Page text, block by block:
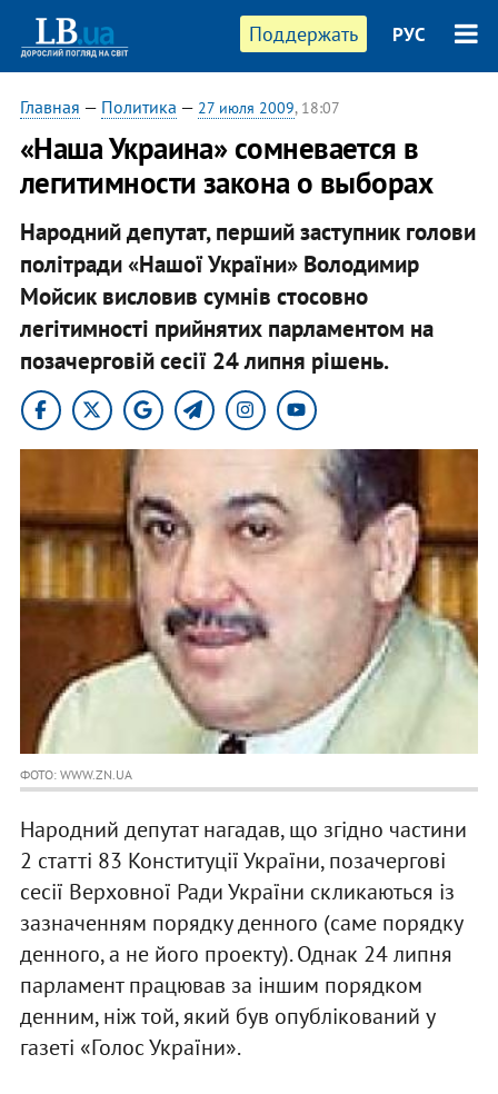
Поддержать РУС
Главная — Политика — 27 июля 2009, 18:07
«Наша Украина» сомневается в
легитимности закона о выборах
Народний депутат, перший заступник голови
політради «Нашої України» Володимир
Мойсик висловив сумнів стосовно
легітимності прийнятих парламентом на
позачерговій сесії 24 липня рішень.
ФОТО: WWW.ZN.UA
Народний депутат нагадав, що згідно частини
2 статті 83 Конституції України, позачергові
сесії Верховної Ради України скликаються із
зазначенням порядку денного (саме порядку
денного, а не його проекту). Однак 24 липня
парламент працював за іншим порядком
денним, ніж той, який був опублікований у
газеті «Голос України».